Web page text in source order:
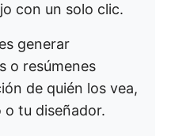
con un solo clic.
generar
o resúmenes
de quién los vea,
o tu diseñador.